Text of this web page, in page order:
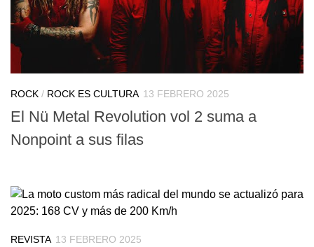
ROCK / ROCK ES CULTURA 13 FEBRERO 2025
El Nü Metal Revolution vol 2 suma a
Nonpoint a sus filas
REVISTA 13 FEBRERO 2025